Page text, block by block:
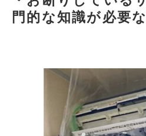
門的な知識が必要な